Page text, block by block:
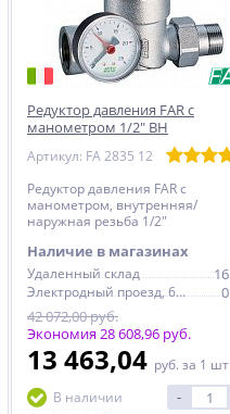
Редуктор давления FAR с
манометром 1/2" ВН
Артикул: FA 2835 12
Редуктор давления FAR с
манометром, внутренняя/
наружная резьба 1/2"
Наличие в магазинах
Удаленный склад 16
Электродный проезд, 6с1
0
42 072,00 руб.
Экономия 28 608,96 руб.
13 463,04 руб. за 1 шт
В наличии
-